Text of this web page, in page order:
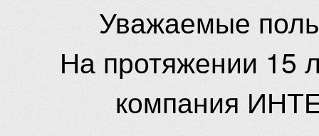
Уважаемые
На протяжении 15
компания